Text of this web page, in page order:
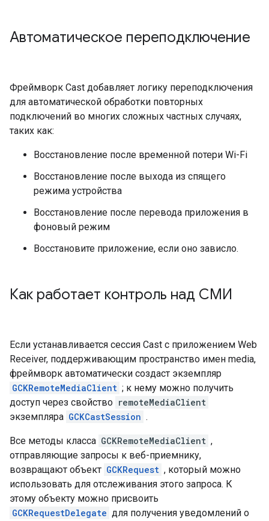
Автоматическое переподключение
Фреймворк Cast добавляет логику переподключения
для автоматической обработки повторных
подключений во многих сложных частных случаях,
таких как:
Восстановление после временной потери Wi-Fi
Восстановление после выхода из спящего
режима устройства
Восстановление после перевода приложения в
фоновый режим
Восстановите приложение, если оно зависло.
Как работает контроль над СМИ
Если устанавливается сессия Cast с приложением Web
Receiver, поддерживающим пространство имен media,
фреймворк автоматически создаст экземпляр
GCKRemoteMediaClient ; к нему можно получить
доступ через свойство remoteMediaClient
экземпляра GCKCastSession .
Все методы класса GCKRemoteMediaClient ,
отправляющие запросы к веб-приемнику,
возвращают объект GCKRequest , который можно
использовать для отслеживания этого запроса. К
этому объекту можно присвоить
GCKRequestDelegate для получения уведомлений о